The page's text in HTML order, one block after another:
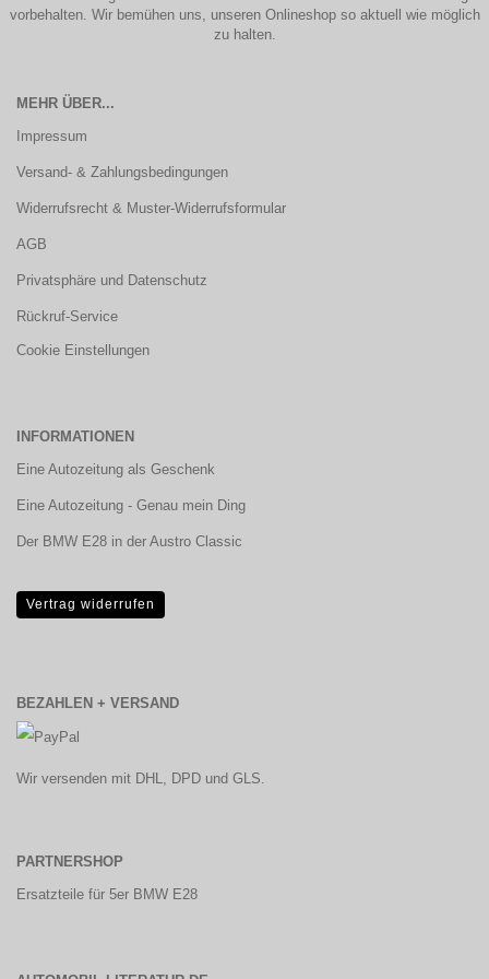
vorbehalten. Wir bemühen uns, unseren Onlineshop so aktuell wie möglich
zu halten.
MEHR ÜBER...
Impressum
Versand- & Zahlungsbedingungen
Widerrufsrecht & Muster-Widerrufsformular
AGB
Privatsphäre und Datenschutz
Rückruf-Service
Cookie Einstellungen
INFORMATIONEN
Eine Autozeitung als Geschenk
Eine Autozeitung - Genau mein Ding
Der BMW E28 in der Austro Classic
Vertrag widerrufen
BEZAHLEN + VERSAND
Wir versenden mit DHL, DPD und GLS.
PARTNERSHOP
Ersatzteile für 5er BMW E28